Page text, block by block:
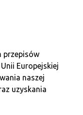
poprzez
gwarantujących
przepisów
Europejskiej
naszej
uzyskania